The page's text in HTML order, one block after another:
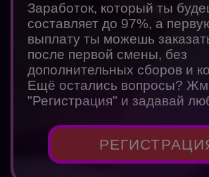
Заработок, который ты
составляет до 97%, а
выплату ты можешь
после первой смены, без
дополнительных сборов и
Ещё остались вопросы?
"Регистрация" и задавай